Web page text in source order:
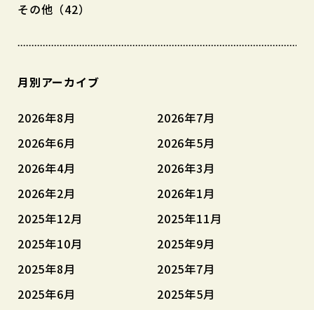
その他（42）
月別アーカイブ
2026年8月
2026年7月
2026年6月
2026年5月
2026年4月
2026年3月
2026年2月
2026年1月
2025年12月
2025年11月
2025年10月
2025年9月
2025年8月
2025年7月
2025年6月
2025年5月